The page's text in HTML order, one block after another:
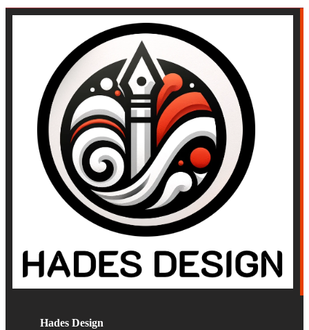
Hades Design